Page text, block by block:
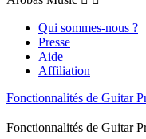
Qui sommes-nous ?
Presse
Aide
Affiliation
Fonctionnalités de Guitar
Fonctionnalités de Guitar